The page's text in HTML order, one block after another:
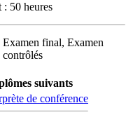
: 50 heures
final, Examen
suivants
de conférence